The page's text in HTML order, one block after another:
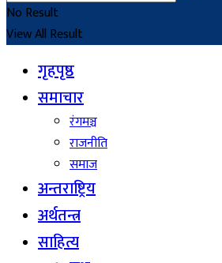
No Result
View All Result
गृहपृष्ठ
समाचार
रंगमञ्च
राजनीति
समाज
अन्तराष्ट्रिय
अर्थतन्त्र
साहित्य